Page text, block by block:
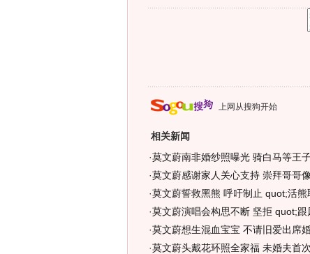
上网从搜狗开始
相关新闻
·莫文蔚南非婚纱照曝光 骑白马等王
·莫文蔚感谢家人关心支持 崇拜哥哥
·莫文蔚誓救黑熊 呼吁制止 quot;活熊
·莫文蔚演唱会构思不断 坚拒 quot;
·莫文蔚想生混血宝宝 不请旧爱出席
·莫文蔚头戴花环照全家福 未婚夫首